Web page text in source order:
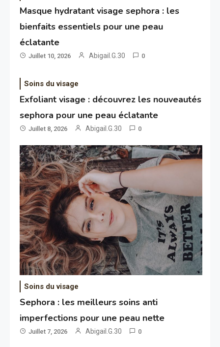
Masque hydratant visage sephora : les
bienfaits essentiels pour une peau
éclatante
Juillet 10, 2026 Abigail.G.30 0
Soins du visage
Exfoliant visage : découvrez les nouveautés
sephora pour une peau éclatante
Juillet 8, 2026 Abigail.G.30 0
Soins du visage
Sephora : les meilleurs soins anti
imperfections pour une peau nette
Juillet 7, 2026 Abigail.G.30 0